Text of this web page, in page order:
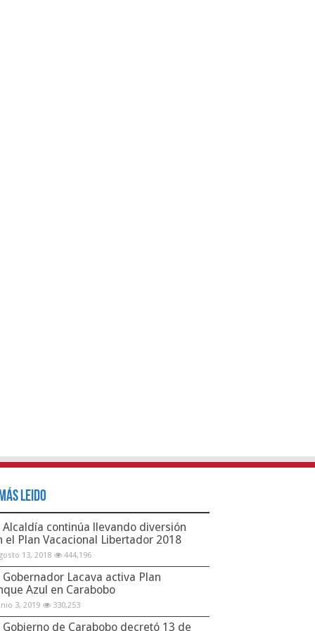
Leido
Alcaldía continúa llevando diversión
el Plan Vacacional Libertador 2018
13, 2018 444,196
Gobernador Lacava activa Plan
Azul en Carabobo
3, 2019 330,253
Gobierno de Carabobo decretó 13 de